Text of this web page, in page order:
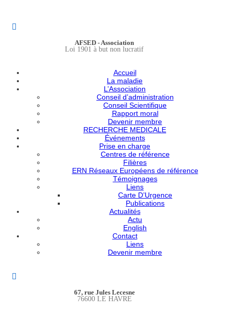
AFSED - Association
Loi 1901 à but non lucratif
Accueil
La maladie
L’Association
Conseil d’administration
Conseil Scientifique
Rapport moral
Devenir membre
RECHERCHE MEDICALE
Événements
Prise en charge
Centres de référence
Filières
ERN Réseaux Européens de référence
Témoignages
Liens
Carte D’Urgence
Publications
Actualités
Actu
English
Contact
Liens
Devenir membre
67, rue Jules Lecesne
76600 LE HAVRE